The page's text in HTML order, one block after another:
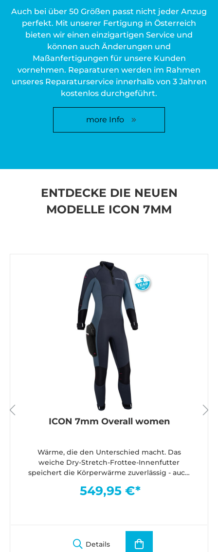
Auch bei über 50 Größen passt nicht jeder Anzug
perfekt. Mit unserer Fertigung in Österreich
bieten wir einen einzigartigen Service und
können auch Änderungen und
Maßanfertigungen für unsere Kunden
vornehmen. Reparaturen werden im Rahmen
unseres Reparaturservice innerhalb von 3 Jahren
kostenlos durchgeführt.
more Info
ENTDECKE DIE NEUEN
MODELLE ICON 7MM
ICON 7mm Overall women
Wärme, die den Unterschied macht. Das
weiche Dry-Stretch-Frottee-Innenfutter
speichert die Körperwärme zuverlässig - auch
549,95 €*
Details